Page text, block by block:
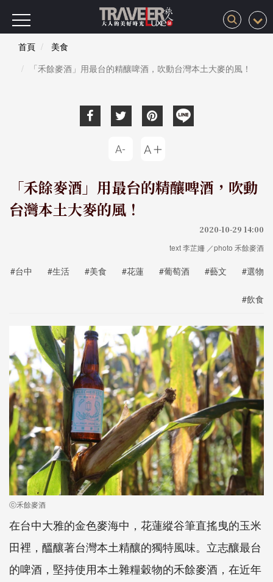
首頁
美食
「禾餘麥酒」用最台的精釀啤酒，吹動台灣本土大麥的風！
「禾餘麥酒」用最台的精釀啤酒，吹動
台灣本土大麥的風！
2020-10-29 14:00
text 李芷姍 ／photo 禾餘麥酒
#台中 #生活 #美食 #花蓮 #葡萄酒 #藝文 #選物
#飲食
ⓒ禾餘麥酒
在台中大雅的金色麥海中，花蓮縱谷筆直搖曳的玉米
田裡，醞釀著台灣本土精釀的獨特風味。立志釀最台
的啤酒，堅持使用本土雜糧穀物的禾餘麥酒，在近年